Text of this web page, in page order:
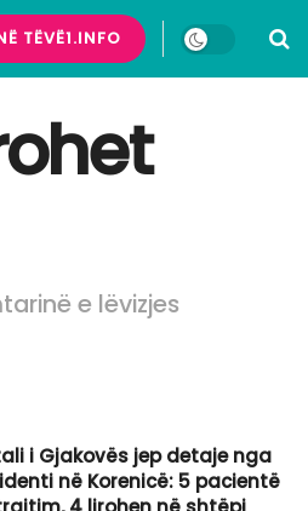
TËVË1.INFO
e lëvizjes
i Gjakovës jep detaje nga
në Korenicë: 5 pacientë